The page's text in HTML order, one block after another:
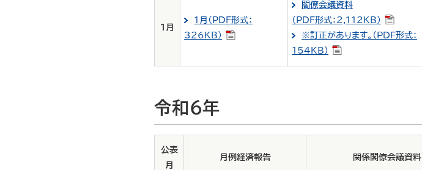
1月
1月（PDF形式：
326KB）
閣僚会議資料
（PDF形式：2,112KB）
※訂正があります。（PDF形式：
154KB）
令和6年
公表
月
月例経済報告 関係閣僚会議資料